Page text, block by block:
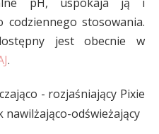
codziennego stosowania.
jest obecnie w
.